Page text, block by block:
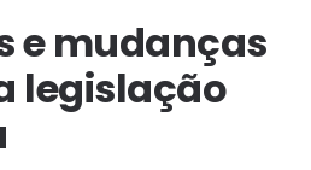
e mudanças
legislação